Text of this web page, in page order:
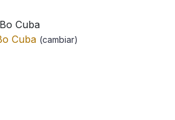
Cuba
Cuba (cambiar)